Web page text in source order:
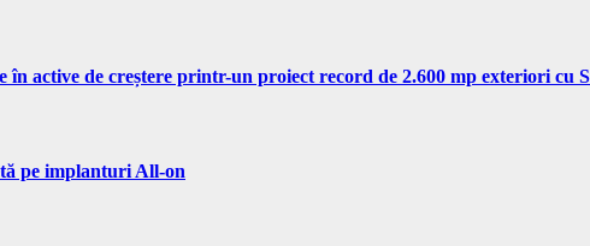
în active de creștere printr-un proiect record de 2.600 mp exteriori cu
pe implanturi All-on